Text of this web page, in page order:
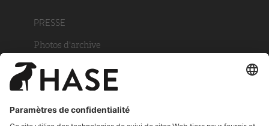
PRESSE
Photos d'archive
Luxembourg (fr)